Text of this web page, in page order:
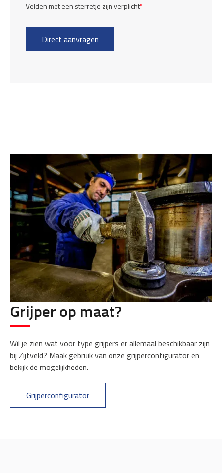
Velden met een sterretje zijn verplicht*
Grijper op maat?
Wil je zien wat voor type grijpers er allemaal beschikbaar zijn
bij Zijtveld? Maak gebruik van onze grijperconfigurator en
bekijk de mogelijkheden.
Grijperconfigurator